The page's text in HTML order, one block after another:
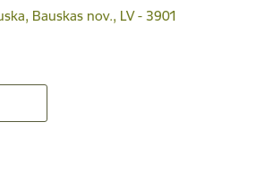
Bauskas nov., LV - 3901